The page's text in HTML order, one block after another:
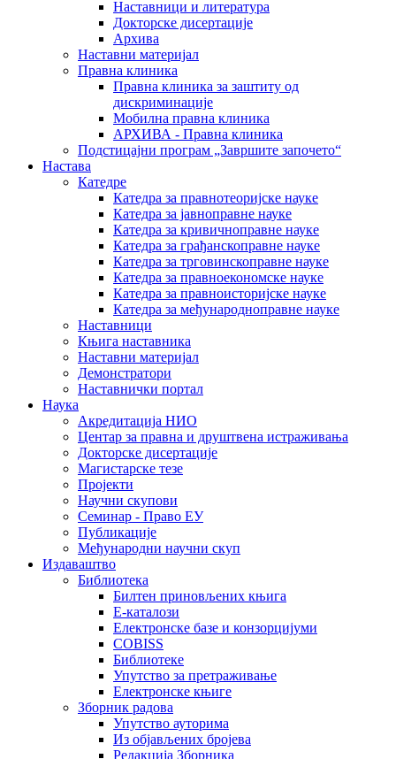
Наставници и литература
Докторске дисертације
Архива
Наставни материјал
Правна клиника
Правна клиника за заштиту од
дискриминације
Мобилна правна клиника
АРХИВА - Правна клиника
Подстицајни програм „Завршите започето“
Настава
Катедре
Катедра за правнотеоријске науке
Катедра за јавноправне науке
Катедра за кривичноправне науке
Катедра за грађанскоправне науке
Катедра за трговинскоправне науке
Катедра за правноекономске науке
Катедра за правноисторијске науке
Катедра за међународноправне науке
Наставници
Књига наставника
Наставни материјал
Демонстратори
Наставнички портал
Наука
Акредитација НИО
Центар за правна и друштвена истраживања
Докторске дисертације
Магистарске тезе
Пројекти
Научни скупови
Семинар - Право ЕУ
Публикације
Међународни научни скуп
Издаваштво
Библиотека
Билтен приновљених књига
Е-каталози
Електронске базе и конзорцијуми
COBISS
Библиотеке
Упутство за претраживање
Електронске књиге
Зборник радова
Упутство ауторима
Из објављених бројева
Редакција Зборника